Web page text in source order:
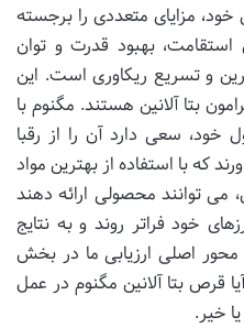
مزایای متعددی را برجسته
بهبود قدرت و توان
و تسریع ریکاوری است. این
بتا آلانین هستند. مگنوم با
سعی دارد آن را از رقبا
که با استفاده از بهترین مواد
می توانند محصولی ارائه دهند
خود فراتر روند و به نتایج
محور اصلی ارزیابی ما در بخش
قرص بتا آلانین مگنوم در عمل
خیر.